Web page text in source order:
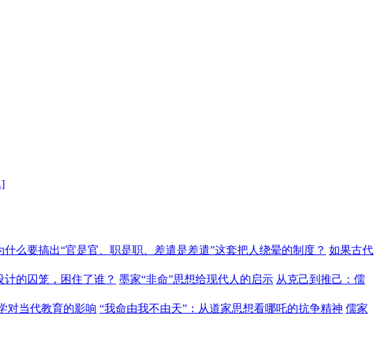
什么要搞出“官是官、职是职、差遣是差遣”这套把人绕晕的制度？ 如果古代
计的囚笼，困住了谁？ 墨家“非命”思想给现代人的启示 从克己到推己：儒
对当代教育的影响 “我命由我不由天”：从道家思想看哪吒的抗争精神 儒家